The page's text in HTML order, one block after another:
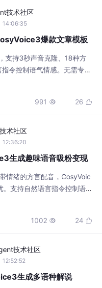
技术社区
14:06:35
爆款文章模板
支持3秒声音克隆、18种方
令控制语气情感。无需专业
泛应用于公众号音频、地方
991  26 
术社区
12:36:20
生成趣味语音吸粉变现
情绪的方言配音，CosyVoic
支持自然语言指令控制语
量生产，适合搞笑、带货、
1002  24 
技术社区
生成多语种解说